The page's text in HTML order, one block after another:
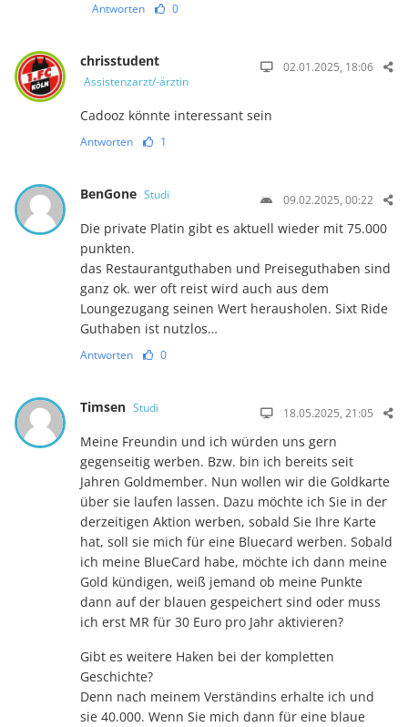
Antworten 0
chrisstudent
Assistenzarzt/-ärztin
02.01.2025, 18:06
Cadooz könnte interessant sein
Antworten 1
BenGone Studi 09.02.2025, 00:22
Die private Platin gibt es aktuell wieder mit 75.000
punkten.
das Restaurantguthaben und Preiseguthaben sind
ganz ok. wer oft reist wird auch aus dem
Loungezugang seinen Wert herausholen. Sixt Ride
Guthaben ist nutzlos…
Antworten 0
Timsen Studi 18.05.2025, 21:05
Meine Freundin und ich würden uns gern
gegenseitig werben. Bzw. bin ich bereits seit
Jahren Goldmember. Nun wollen wir die Goldkarte
über sie laufen lassen. Dazu möchte ich Sie in der
derzeitigen Aktion werben, sobald Sie Ihre Karte
hat, soll sie mich für eine Bluecard werben. Sobald
ich meine BlueCard habe, möchte ich dann meine
Gold kündigen, weiß jemand ob meine Punkte
dann auf der blauen gespeichert sind oder muss
ich erst MR für 30 Euro pro Jahr aktivieren?
Gibt es weitere Haken bei der kompletten
Geschichte?
Denn nach meinem Verständins erhalte ich und
sie 40.000. Wenn Sie mich dann für eine blaue